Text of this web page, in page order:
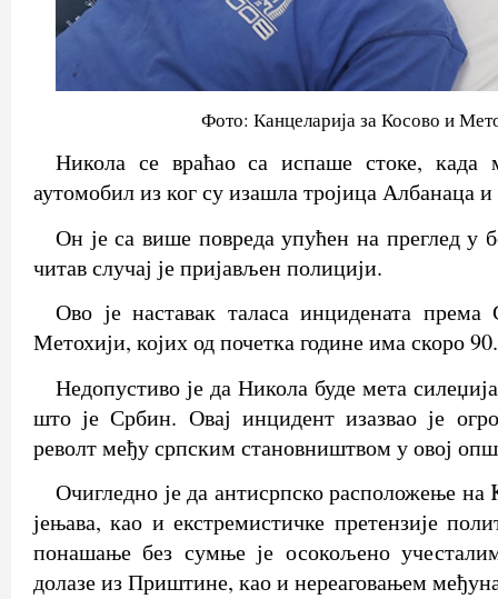
Фото: Канцеларија за Косово и
Никола се враћао са испаше стоке, када
аутомобил из ког су изашла тројица Албанаца
Он је са више повреда упућен на преглед у
читав случај је пријављен полицији.
Ово је наставак таласа инцидената
Метохији, којих од почетка године има скоро 90.
Недопустиво је да Никола буде мета
што је Србин. Овај инцидент изазвао је
револт међу српским становништвом у овој
Очигледно је да антисрпско расположење
јењава, као и екстремистичке претензије
понашање без сумње је осокољено
долазе из Приштине, као и нереаговањем